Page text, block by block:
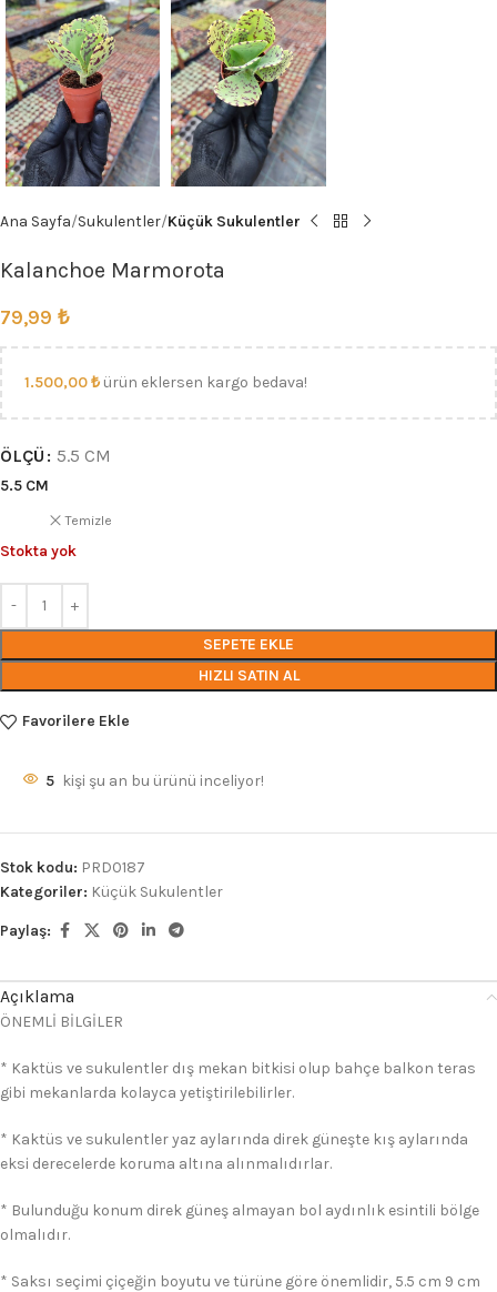
Ana Sayfa Sukulentler Küçük Sukulentler
Kalanchoe Marmorota
79,99 ₺
1.500,00₺ ürün eklersen kargo bedava!
ÖLÇÜ 5.5 CM
5.5 CM
Temizle
Stokta yok
SEPETE EKLE
HIZLI SATIN AL
Favorilere Ekle
5 kişi şu an bu ürünü inceliyor!
Stok kodu: PRD0187
Kategoriler: Küçük Sukulentler
Paylaş:
Açıklama
ÖNEMLİ BİLGİLER
* Kaktüs ve sukulentler dış mekan bitkisi olup bahçe balkon teras
gibi mekanlarda kolayca yetiştirilebilirler.
* Kaktüs ve sukulentler yaz aylarında direk güneşte kış aylarında
eksi derecelerde koruma altına alınmalıdırlar.
* Bulunduğu konum direk güneş almayan bol aydınlık esintili bölge
olmalıdır.
* Saksı seçimi çiçeğin boyutu ve türüne göre önemlidir, 5.5 cm 9 cm